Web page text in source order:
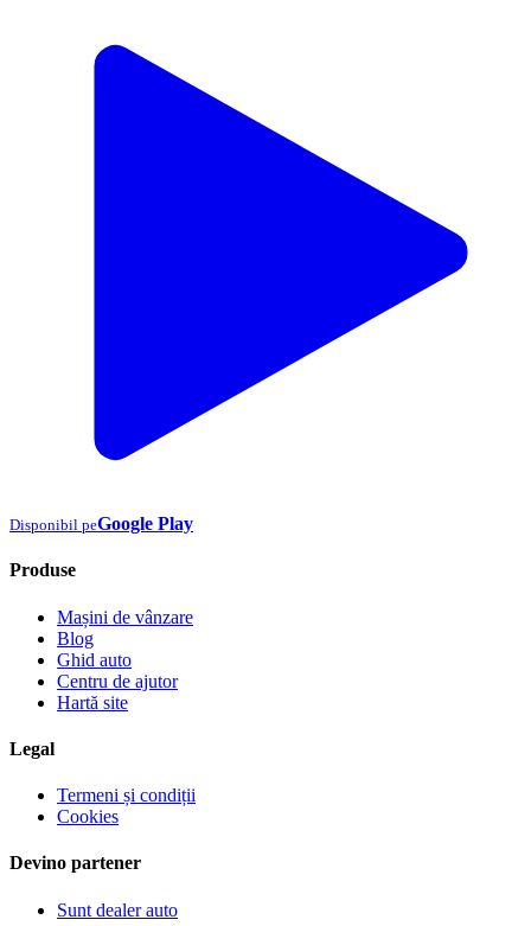
Disponibil peGoogle Play
Produse
Mașini de vânzare
Blog
Ghid auto
Centru de ajutor
Hartă site
Legal
Termeni și condiții
Cookies
Devino partener
Sunt dealer auto